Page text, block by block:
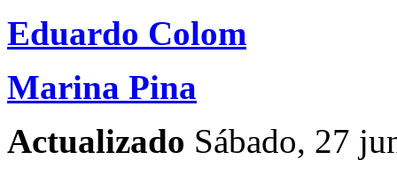
Eduardo Colom
Marina Pina
Actualizado Sábado, 27